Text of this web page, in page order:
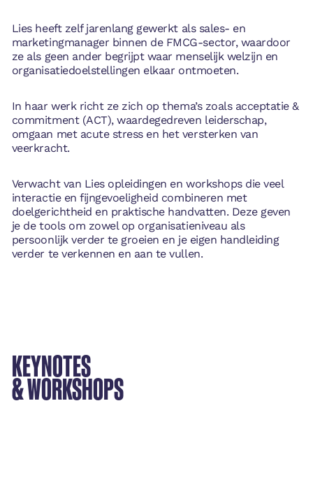
Lies heeft zelf jarenlang gewerkt als sales- en
marketingmanager binnen de FMCG-sector, waardoor
ze als geen ander begrijpt waar menselijk welzijn en
organisatiedoelstellingen elkaar ontmoeten.
In haar werk richt ze zich op thema’s zoals acceptatie &
commitment (ACT), waardegedreven leiderschap,
omgaan met acute stress en het versterken van
veerkracht.
Verwacht van Lies opleidingen en workshops die veel
interactie en fijngevoeligheid combineren met
doelgerichtheid en praktische handvatten. Deze geven
je de tools om zowel op organisatieniveau als
persoonlijk verder te groeien en je eigen handleiding
verder te verkennen en aan te vullen.
KEYNOTES
& WORKSHOPS